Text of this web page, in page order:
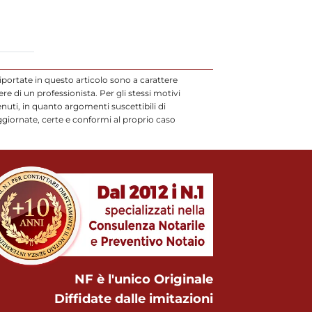
in questo articolo sono a carattere
di un professionista. Per gli stessi motivi
in quanto argomenti suscettibili di
certe e conformi al proprio caso
NF è l'unico Originale
Diffidate dalle imitazioni